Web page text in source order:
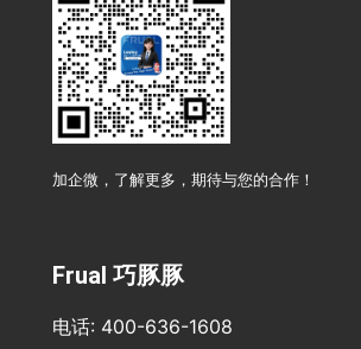
加企微，了解更多，期待与您的合作！
Frual 巧豚豚
电话: 400-636-1608